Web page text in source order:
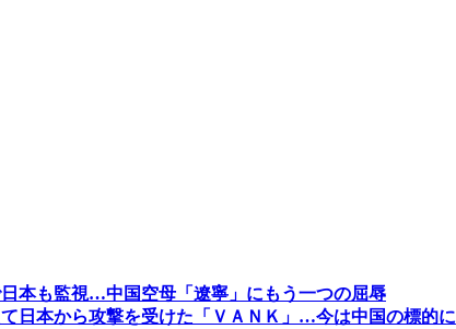
本も監視…中国空母「遼寧」にもう一つの屈辱
日本から攻撃を受けた「ＶＡＮＫ」…今は中国の標的に